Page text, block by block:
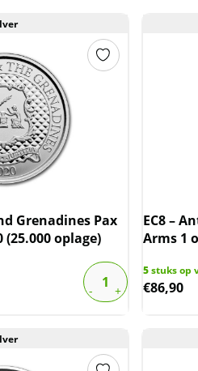
Grenadines Pax
(25.000 oplage)
EC8 –
Arms 1
5stuks op
€86,90